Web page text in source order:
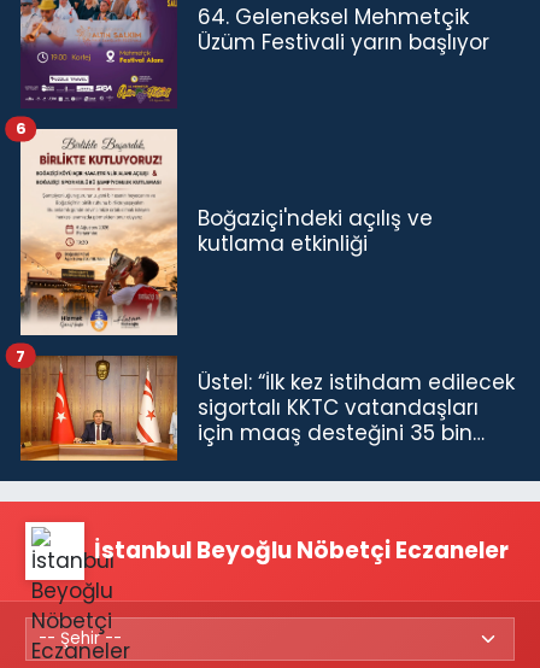
64. Geleneksel Mehmetçik
Üzüm Festivali yarın başlıyor
Boğaziçi'ndeki açılış ve
kutlama etkinliği
6
Üstel: “İlk kez istihdam edilecek
sigortalı KKTC vatandaşları
için maaş desteğini 35 bin
7
İstanbul Beyoğlu Nöbetçi Eczaneler